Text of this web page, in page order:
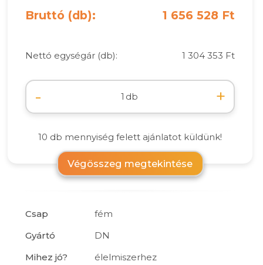
Bruttó (db): 1 656 528 Ft
Nettó egységár (db): 1 304 353 Ft
- db +
10 db mennyiség felett ajánlatot küldünk!
Végösszeg megtekintése
Csap
fém
Gyártó
DN
Mihez jó?
élelmiszerhez